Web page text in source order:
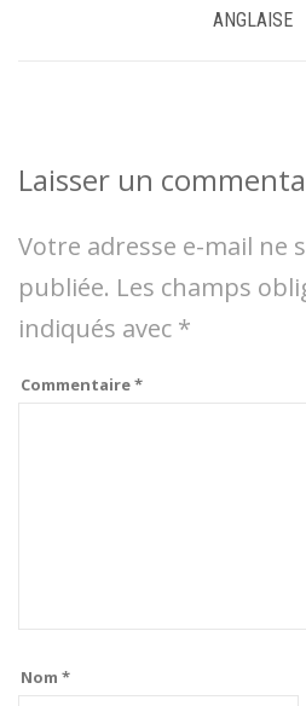
ANGLAISE
Laisser un
Votre adresse e-mail ne
publiée. Les champs
indiqués avec *
Commentaire*
Nom *